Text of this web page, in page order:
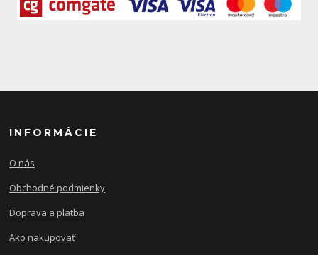
INFORMÁCIE
O nás
Obchodné podmienky
Doprava a platba
Ako nakupovať